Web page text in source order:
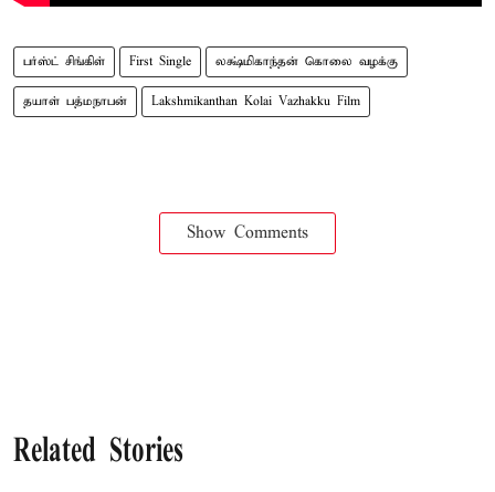
பர்ஸ்ட் சிங்கிள் First Single லக்ஷ்மிகாந்தன் கொலை வழக்கு
தயாள் பத்மநாபன் Lakshmikanthan Kolai Vazhakku Film
Show Comments
Related Stories